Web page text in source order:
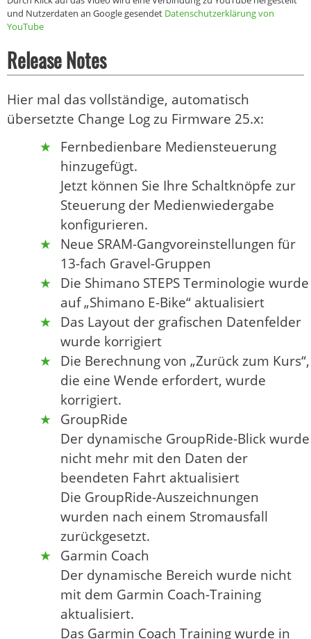
und Nutzerdaten an Google gesendet Datenschutzerklärung von
YouTube
Release Notes
Hier mal das vollständige, automatisch
übersetzte Change Log zu Firmware 25.x:
Fernbedienbare Mediensteuerung
hinzugefügt.
Jetzt können Sie Ihre Schaltknöpfe zur
Steuerung der Medienwiedergabe
konfigurieren.
Neue SRAM-Gangvoreinstellungen für
13-fach Gravel-Gruppen
Die Shimano STEPS Terminologie wurde
auf „Shimano E-Bike“ aktualisiert
Das Layout der grafischen Datenfelder
wurde korrigiert
Die Berechnung von „Zurück zum Kurs“,
die eine Wende erfordert, wurde
korrigiert.
GroupRide
Der dynamische GroupRide-Blick wurde
nicht mehr mit den Daten der
beendeten Fahrt aktualisiert
Die GroupRide-Auszeichnungen
wurden nach einem Stromausfall
zurückgesetzt.
Garmin Coach
Der dynamische Bereich wurde nicht
mit dem Garmin Coach-Training
aktualisiert.
Das Garmin Coach Training wurde in